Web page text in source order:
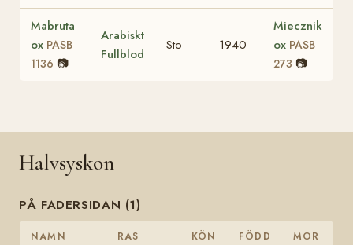
Mabruta
ox PASB
1136 📷
Arabiskt
Fullblod
Sto 1940
Miecznik
ox PASB
273 📷
Halvsyskon
PÅ FADERSIDAN (1)
NAMN RAS KÖN FÖDD MOR